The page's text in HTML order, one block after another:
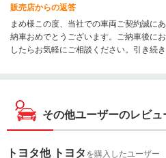
販売店からの返答
まめ様この度、当社での車両ご契約誠に
納車おめでとうございます。ご納車後に
したらお気軽にご相談ください。引き続
その他ユーザーのレビュ
トヨタ他 トヨタ を購入したユーザー